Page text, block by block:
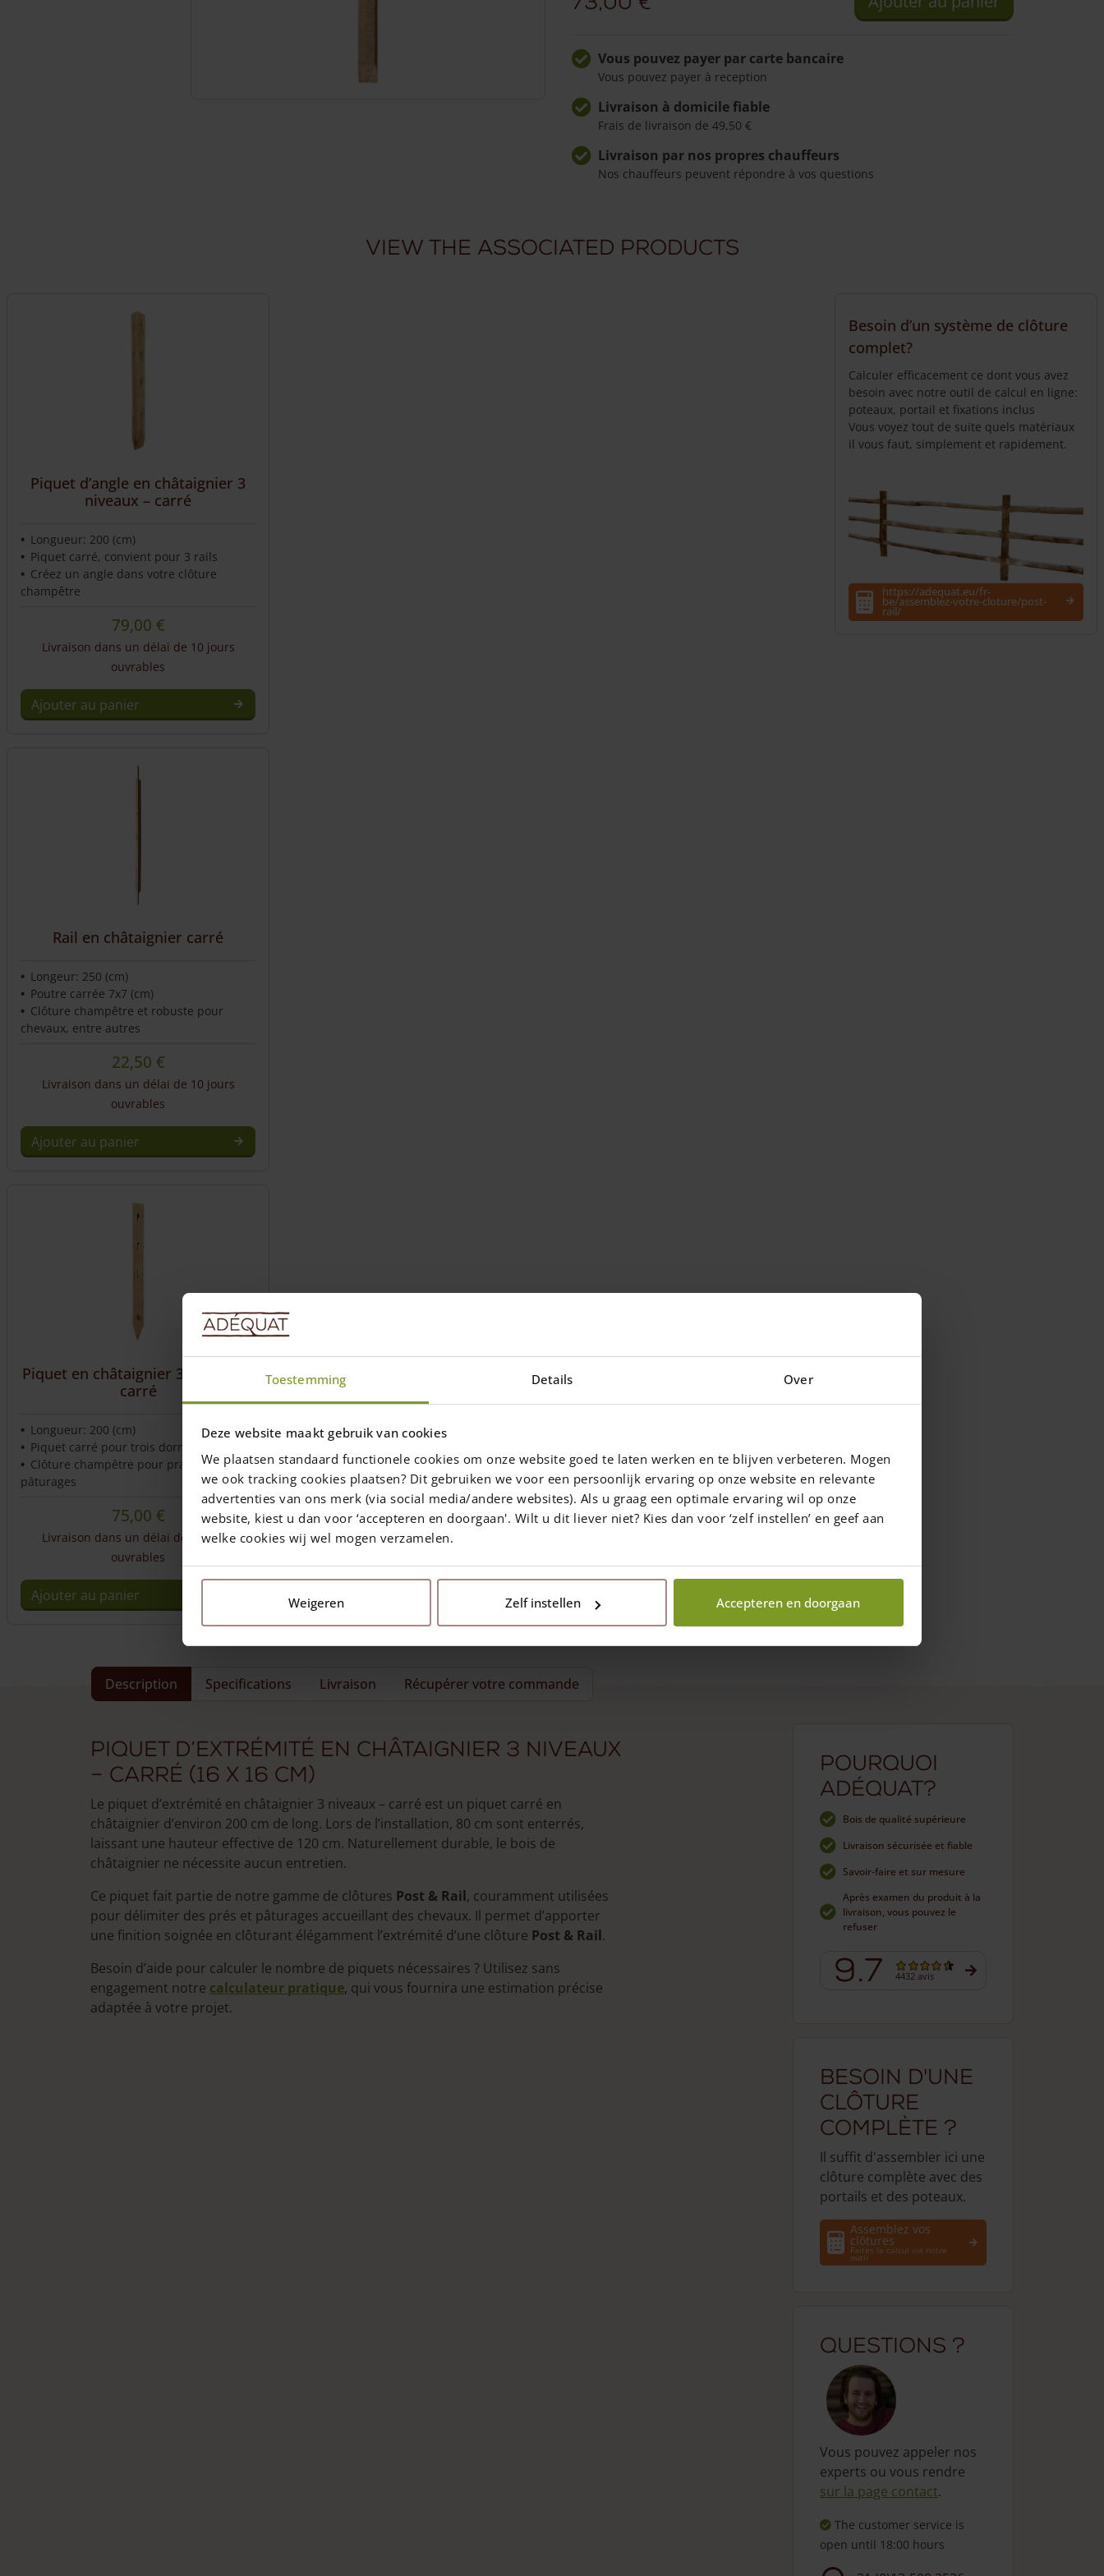
Toestemming Details Over
Deze website maakt gebruik van cookies
We plaatsen standaard functionele cookies om onze website goed te laten werken en te blijven verbeteren. Mogen
we ook tracking cookies plaatsen? Dit gebruiken we voor een persoonlijk ervaring op onze website en relevante
advertenties van ons merk (via social media/andere websites). Als u graag een optimale ervaring wil op onze
website, kiest u dan voor ‘accepteren en doorgaan'. Wilt u dit liever niet? Kies dan voor ‘zelf instellen’ en geef aan
welke cookies wij wel mogen verzamelen.
Weigeren Zelf instellen Accepteren en doorgaan
niveaux
-
carré
Vous pouvez payer par carte bancaire
Vous pouvez payer à reception
Livraison à domicile fiable
Frais de livraison de 49,50 €
Livraison par nos propres chauffeurs
Nos chauffeurs peuvent répondre à vos questions
View the associated products
Piquet d’angle en châtaignier 3
niveaux – carré
Longueur: 200 (cm)
Piquet carré, convient pour 3 rails
Créez un angle dans votre clôture
champêtre
79,00 €
Livraison dans un délai de 10 jours
ouvrables
Ajouter au panier
Rail en châtaignier carré
Longeur: 250 (cm)
Poutre carrée 7x7 (cm)
Clôture champêtre et robuste pour
chevaux, entre autres
22,50 €
Livraison dans un délai de 10 jours
ouvrables
Ajouter au panier
Piquet en châtaignier 3 niveaux –
carré
Longueur: 200 (cm)
Piquet carré pour trois dormeurs
Clôture champêtre pour prairies et
pâturages
75,00 €
Livraison dans un délai de 10 jours
ouvrables
Ajouter au panier
Besoin d’un système de clôture
complet?
Calculer efficacement ce dont vous avez
besoin avec notre outil de calcul en ligne:
poteaux, portail et fixations inclus
Vous voyez tout de suite quels matériaux
il vous faut, simplement et rapidement.
https://adequat.eu/fr-
be/assemblez-votre-cloture/post-
rail/
Description Specifications Livraison Récupérer votre commande
Piquet d’extrémité en châtaignier 3 niveaux
– carré (16 x 16 cm)
Le piquet d’extrémité en châtaignier 3 niveaux – carré est un piquet carré en
châtaignier d’environ 200 cm de long. Lors de l’installation, 80 cm sont enterrés,
laissant une hauteur effective de 120 cm. Naturellement durable, le bois de
châtaignier ne nécessite aucun entretien.
Ce piquet fait partie de notre gamme de clôtures Post & Rail, couramment utilisées
pour délimiter des prés et pâturages accueillant des chevaux. Il permet d’apporter
une finition soignée en clôturant élégamment l’extrémité d’une clôture Post & Rail.
Besoin d’aide pour calculer le nombre de piquets nécessaires ? Utilisez sans
engagement notre calculateur pratique, qui vous fournira une estimation précise
adaptée à votre projet.
Pourquoi
Adéquat?
Bois de qualité supérieure
Livraison sécurisée et fiable
Savoir-faire et sur mesure
Après examen du produit à la
livraison, vous pouvez le
refuser
9.7 4432 avis
Besoin d'une
clôture
complète ?
Il suffit d'assembler ici une
clôture complète avec des
portails et des poteaux.
Assemblez vos
clôtures
Faites le calcul via notre
outil
Questions ?
Vous pouvez appeler nos
experts ou vous rendre
sur la page contact.
The customer service is
open until 18:00 hours